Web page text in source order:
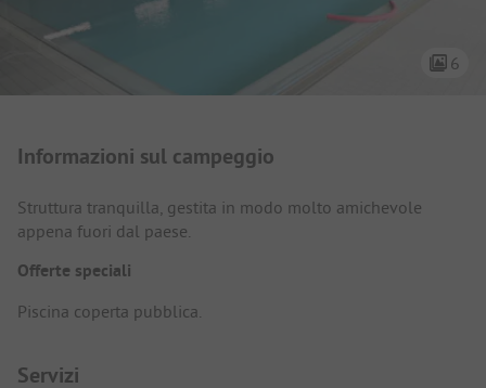
6
Informazioni sul campeggio
Struttura tranquilla, gestita in modo molto amichevole
appena fuori dal paese.
Offerte speciali
Piscina coperta pubblica.
Servizi